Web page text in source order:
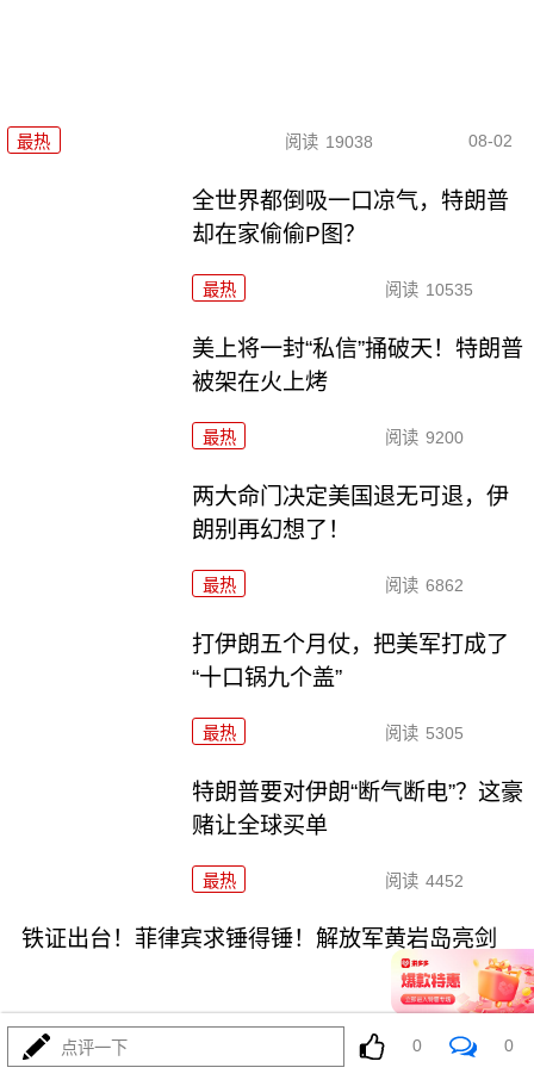
最热 阅读 19038 08-02
全世界都倒吸一口凉气，特朗普
却在家偷偷P图？
最热 阅读 10535
美上将一封“私信”捅破天！特朗普
被架在火上烤
最热 阅读 9200
两大命门决定美国退无可退，伊
朗别再幻想了！
最热 阅读 6862
打伊朗五个月仗，把美军打成了
“十口锅九个盖”
最热 阅读 5305
特朗普要对伊朗“断气断电”？这豪
赌让全球买单
最热 阅读 4452
铁证出台！菲律宾求锤得锤！解放军黄岩岛亮剑
点评一下 0 0